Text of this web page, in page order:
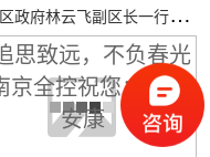
江
宁区政府林云飞副区长一行调研全控仿真平台新工厂项目建设工作